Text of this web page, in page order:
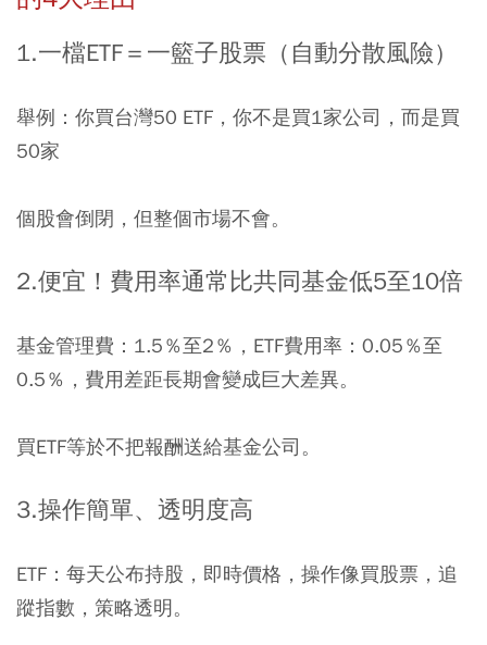
1.一檔ETF＝一籃子股票（自動分散風險）
舉例：你買台灣50 ETF，你不是買1家公司，而是買
50家
個股會倒閉，但整個市場不會。
2.便宜！費用率通常比共同基金低5至10倍
基金管理費：1.5％至2％，ETF費用率：0.05％至
0.5％，費用差距長期會變成巨大差異。
買ETF等於不把報酬送給基金公司。
3.操作簡單、透明度高
ETF：每天公布持股，即時價格，操作像買股票，追
蹤指數，策略透明。